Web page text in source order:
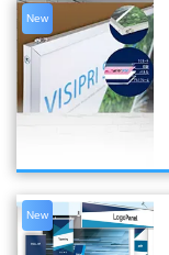
New
New